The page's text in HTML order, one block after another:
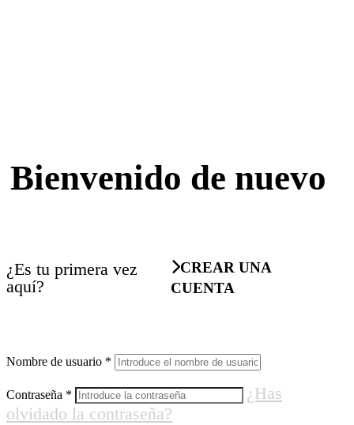
Bienvenido de nuevo
¿Es tu primera vez
aquí?
CREAR UNA
CUENTA
Nombre de usuario *
Contraseña *
¿Has
olvidado la contraseña?